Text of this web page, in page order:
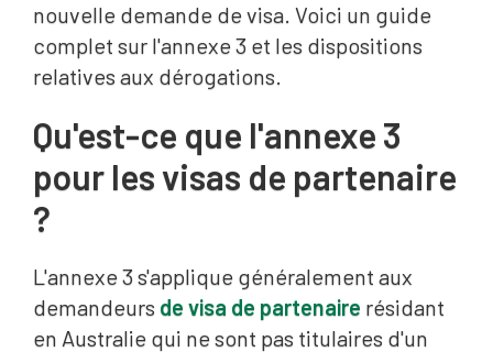
nouvelle demande de visa. Voici un guide
complet sur l'annexe 3 et les dispositions
relatives aux dérogations.
Qu'est-ce que l'annexe 3
pour les visas de partenaire
?
L'annexe 3 s'applique généralement aux
demandeurs de visa de partenaire résidant
en Australie qui ne sont pas titulaires d'un